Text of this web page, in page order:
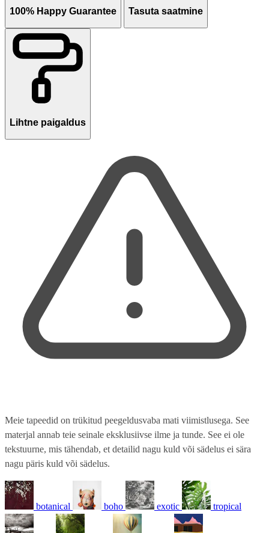
100% Happy Guarantee Tasuta saatmine
Lihtne paigaldus
Meie tapeedid on trükitud peegeldusvaba mati viimistlusega. See
materjal annab teie seinale eksklusiivse ilme ja tunde. See ei ole
tekstuurne, mis tähendab, et detailid nagu kuld või sädelus ei sära
nagu päris kuld või sädelus.
botanical boho exotic tropical